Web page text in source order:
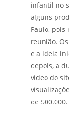
infantil no
alguns
Paulo, pois
reunião.
e a ideia
depois, a
vídeo do
de 500.000.